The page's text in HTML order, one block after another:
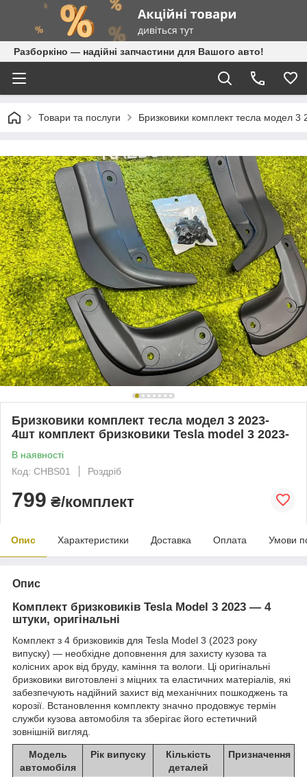
Разборкіно — надійні запчастини для Вашого авто!
Товари та послуги Бризковики комплект тесла модел
Бризковики комплект тесла модел 3 2023-
4шт комплект бризковики Tesla model 3 2023-
В наявності
Код: CHBS01
Роздріб
799 ₴/комплект
Опис Характеристики Доставка Оплата Умови
Опис
Комплект бризковиків Tesla Model 3 2023 — 4
штуки, оригінальні
Комплект з 4 бризковиків для Tesla Model 3 (2023 року
випуску) — необхідне доповнення для захисту кузова та
колісних арок від бруду, каміння та вологи. Ці оригінальні
бризковики виготовлені з міцних та еластичних матеріалів, які
забезпечують надійний захист від механічних пошкоджень та
корозії. Встановлення комплекту значно продовжує термін
служби кузова автомобіля та зберігає його естетичний
зовнішній вигляд.
Модель
автомобіля
Рік випуску
Кількість
деталей
Призначення